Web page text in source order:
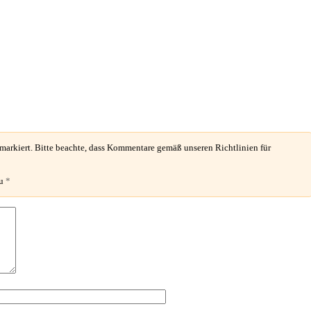
Bitte beachte, dass Kommentare gemäß unseren Richtlinien für
*